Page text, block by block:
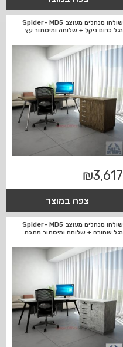
שולחן מנהלים מעוצב Spider- MD5
רגל כרום ניקל + שלוחה ומיסתור עץ
₪3,617
צפה במוצר
שולחן מנהלים מעוצב Spider- MD5
רגל שחורה + שלוחה ומיסתור מתכת